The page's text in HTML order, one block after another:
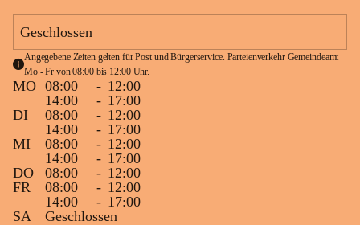
Geschlossen
Angegebene Zeiten gelten für Post und Bürgerservice. Parteienverkehr Gemeindeamt
Mo - Fr von 08:00 bis 12:00 Uhr.
MO 08:00 - 12:00
14:00
- 17:00
DI
08:00 - 12:00
14:00
- 17:00
MI
08:00 - 12:00
14:00
- 17:00
DO
08:00 - 12:00
FR
08:00 - 12:00
14:00
- 17:00
SA
Geschlossen